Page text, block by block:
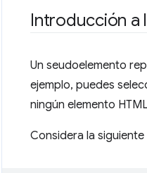
Introducción a
Un seudoelemento
ejemplo, puedes
ningún elemento
Considera la